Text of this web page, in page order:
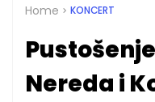
Home KONCERT
Nereda i